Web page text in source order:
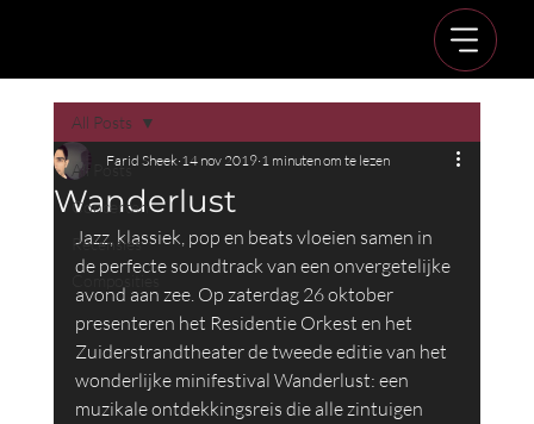
All Posts
Concerten
Recensies
Composities
All Posts
Wanderlust
Farid Sheek 14 nov 2019 1 minuten om te lezen
Jazz, klassiek, pop en beats vloeien samen in
de perfecte soundtrack van een onvergetelijke
avond aan zee. Op zaterdag 26 oktober
presenteren het Residentie Orkest en het
Zuiderstrandtheater de tweede editie van het
wonderlijke minifestival Wanderlust: een
muzikale ontdekkingsreis die alle zintuigen